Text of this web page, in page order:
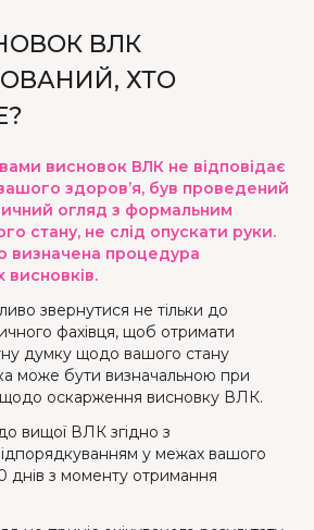
ВЛК
ХТО
висновок ВЛК не відповідає
здоров’я, був проведений
огляд з формальним
стану, не слід опускати руки.
визначена процедура
висновків.
звернутися не тільки до
фахівця, щоб отримати
думку щодо вашого стану
може бути визначальною при
щодо оскарження висновку ВЛК.
вищої ВЛК згідно з
у межах вашого
днів з моменту отримання